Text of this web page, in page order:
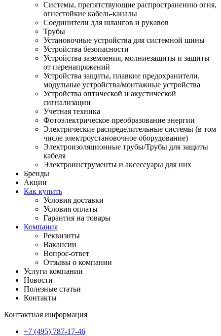
Системы, препятствующие распространению огня,
огнестойкие кабель-каналы
Соединители для шлангов и рукавов
Трубы
Установочные устройства для системной шины
Устройства безопасности
Устройства заземления, молниезащиты и защиты
от перенапряжений
Устройства защиты, плавкие предохранители,
модульные устройства/монтажные устройства
Устройства оптической и акустической
сигнализации
Учетная техника
Фотоэлектрическое преобразование энергии
Электрические распределительные системы (в том
числе электроустановочное оборудование)
Электроизоляционные трубы/Трубы для защиты
кабеля
Электроинструменты и аксессуары для них
Бренды
Акции
Как купить
Условия доставки
Условия оплаты
Гарантия на товары
Компания
Реквизиты
Вакансии
Вопрос-ответ
Отзывы о компании
Услуги компании
Новости
Полезные статьи
Контакты
Контактная информация
+7 (495) 787-17-46